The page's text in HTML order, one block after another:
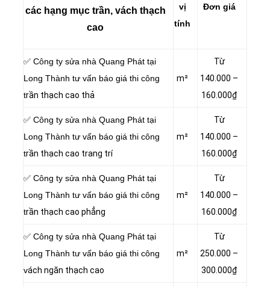
các hạng mục trần, vách thạch
cao
vị
tính
Đơn giá
✅ Công ty sửa nhà Quang Phát tại
Long Thành tư vấn báo giá thi công
trần thạch cao thả
m²
Từ
140.000 –
160.000₫
✅ Công ty sửa nhà Quang Phát tại
Long Thành tư vấn báo giá thi công
trần thạch cao trang trí
m²
Từ
140.000 –
160.000₫
✅ Công ty sửa nhà Quang Phát tại
Long Thành tư vấn báo giá thi công
trần thạch cao phẳng
m²
Từ
140.000 –
160.000₫
✅ Công ty sửa nhà Quang Phát tại
Long Thành tư vấn báo giá thi công
vách ngăn thạch cao
m²
Từ
250.000 –
300.000₫